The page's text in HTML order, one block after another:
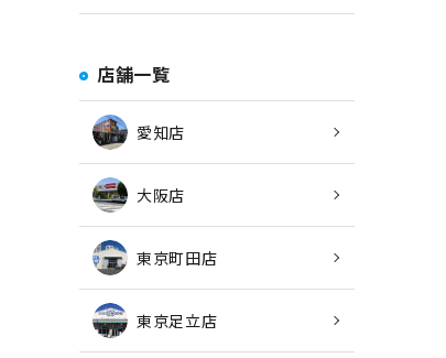
店舗一覧
愛知店
大阪店
東京町田店
東京足立店